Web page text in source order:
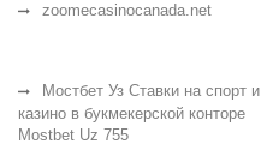
zoomecasinocanada.net
Мостбет Уз Ставки на спорт и
казино в букмекерской конторе
Mostbet Uz 755